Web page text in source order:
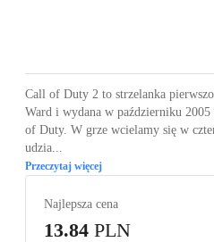
Call of Duty 2 to strzelanka
Ward i wydana w październiku 2005
of Duty. W grze wcielamy się w
udzia...
Przeczytaj więcej
Najlepsza cena
13.84 PLN